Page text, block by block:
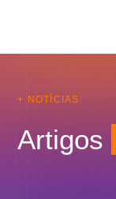
+ NOTÍCIAS
Artigos